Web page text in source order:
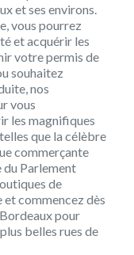
et ses environs.
vous pourrez
et acquérir les
votre permis de
souhaitez
nos
vous
les magnifiques
que la célèbre
commerçante
du Parlement
de
et commencez dès
pour
belles rues de